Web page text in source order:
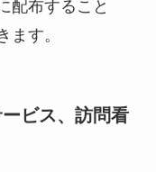
配布すること
ます。
ビス、訪問看